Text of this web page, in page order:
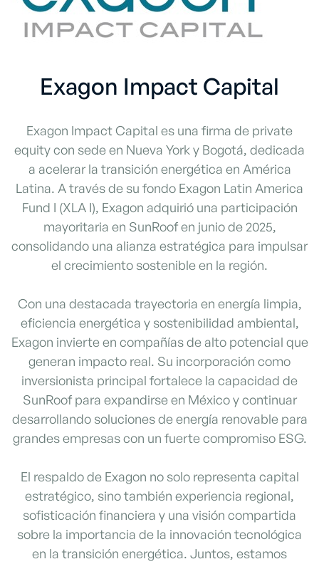
Exagon Impact Capital
Exagon Impact Capital es una firma de private
equity con sede en Nueva York y Bogotá, dedicada
a acelerar la transición energética en América
Latina. A través de su fondo Exagon Latin America
Fund I (XLA I), Exagon adquirió una participación
mayoritaria en SunRoof en junio de 2025,
consolidando una alianza estratégica para impulsar
el crecimiento sostenible en la región.
Con una destacada trayectoria en energía limpia,
eficiencia energética y sostenibilidad ambiental,
Exagon invierte en compañías de alto potencial que
generan impacto real. Su incorporación como
inversionista principal fortalece la capacidad de
SunRoof para expandirse en México y continuar
desarrollando soluciones de energía renovable para
grandes empresas con un fuerte compromiso ESG.
El respaldo de Exagon no solo representa capital
estratégico, sino también experiencia regional,
sofisticación financiera y una visión compartida
sobre la importancia de la innovación tecnológica
en la transición energética. Juntos, estamos